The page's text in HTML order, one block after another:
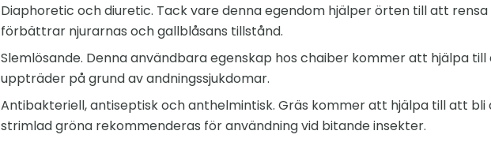
Diaphoretic och diuretic. Tack vare denna egendom hjälper örten till att
förbättrar njurarnas och gallblåsans tillstånd.
Slemlösande. Denna användbara egenskap hos chaiber kommer att hjälpa
uppträder på grund av andningssjukdomar.
Antibakteriell, antiseptisk och anthelmintisk. Gräs kommer att hjälpa till att bli
strimlad gröna rekommenderas för användning vid bitande insekter.